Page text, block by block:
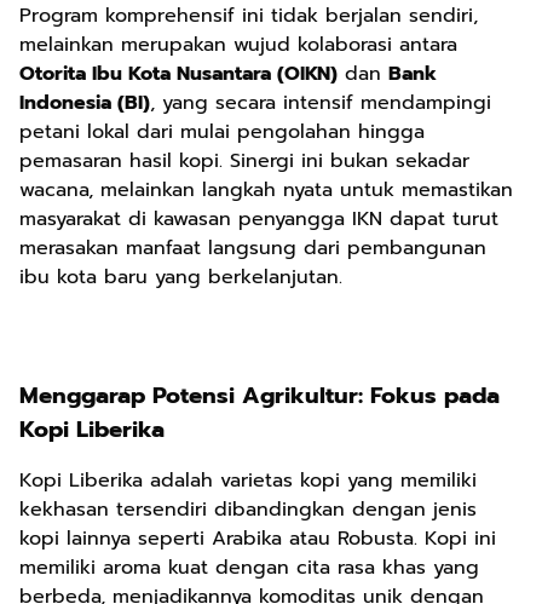
Program komprehensif ini tidak berjalan sendiri,
melainkan merupakan wujud kolaborasi antara
Otorita Ibu Kota Nusantara (OIKN) dan Bank
Indonesia (BI), yang secara intensif mendampingi
petani lokal dari mulai pengolahan hingga
pemasaran hasil kopi. Sinergi ini bukan sekadar
wacana, melainkan langkah nyata untuk memastikan
masyarakat di kawasan penyangga IKN dapat turut
merasakan manfaat langsung dari pembangunan
ibu kota baru yang berkelanjutan.
Menggarap Potensi Agrikultur: Fokus pada
Kopi Liberika
Kopi Liberika adalah varietas kopi yang memiliki
kekhasan tersendiri dibandingkan dengan jenis
kopi lainnya seperti Arabika atau Robusta. Kopi ini
memiliki aroma kuat dengan cita rasa khas yang
berbeda, menjadikannya komoditas unik dengan